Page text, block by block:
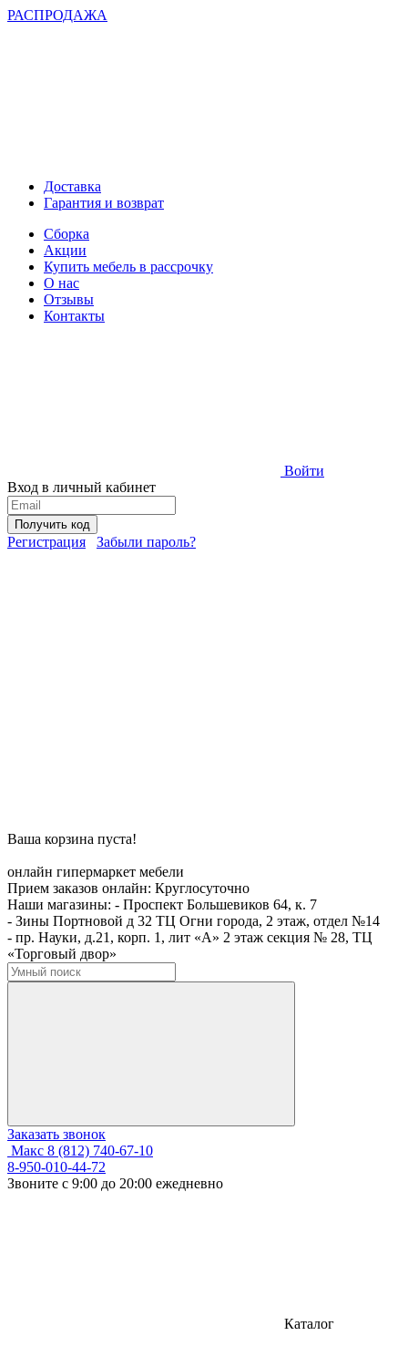
РАСПРОДАЖА
Доставка
Гарантия и возврат
Сборка
Акции
Купить мебель в рассрочку
О нас
Отзывы
Контакты
Войти
Вход в личный кабинет
Получить код
Регистрация Забыли пароль?
Ваша корзина пуста!
онлайн гипермаркет мебели
Прием заказов онлайн: Круглосуточно
Наши магазины: - Проспект Большевиков 64, к. 7
- Зины Портновой д 32 ТЦ Огни города, 2 этаж, отдел №14
- пр. Науки, д.21, корп. 1, лит «А» 2 этаж секция № 28, ТЦ
«Торговый двор»
Заказать звонок
Макс 8 (812) 740-67-10
8-950-010-44-72
Звоните с 9:00 до 20:00 ежедневно
Каталог